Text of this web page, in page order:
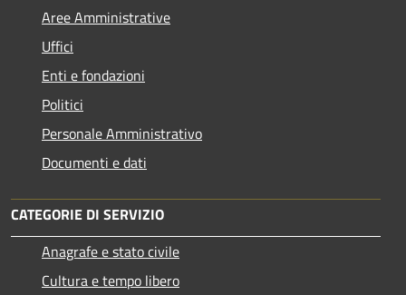
Aree Amministrative
Uffici
Enti e fondazioni
Politici
Personale Amministrativo
Documenti e dati
CATEGORIE DI SERVIZIO
Anagrafe e stato civile
Cultura e tempo libero